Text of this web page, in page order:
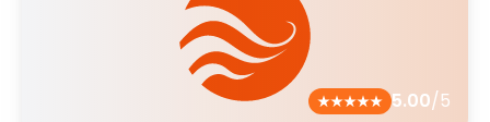
5.00/5